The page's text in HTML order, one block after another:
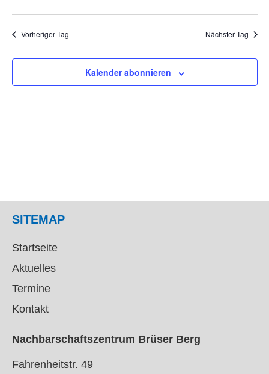
Vorheriger Tag Nächster Tag
Kalender abonnieren
SITEMAP
Startseite
Aktuelles
Termine
Kontakt
Nachbarschaftszentrum Brüser Berg
Fahrenheitstr. 49